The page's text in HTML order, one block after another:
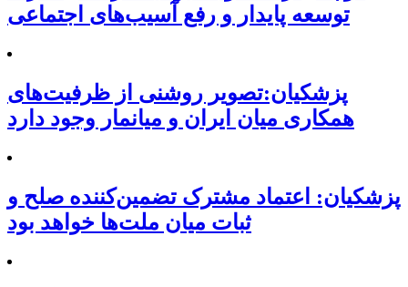
توسعه پایدار و رفع آسیب‌های اجتماعی
پزشکیان:تصویر روشنی از ظرفیت‌های
همکاری میان ایران و میانمار وجود دارد
پزشکیان: اعتماد مشترک تضمین‌کننده صلح و
ثبات میان ملت‌ها خواهد بود